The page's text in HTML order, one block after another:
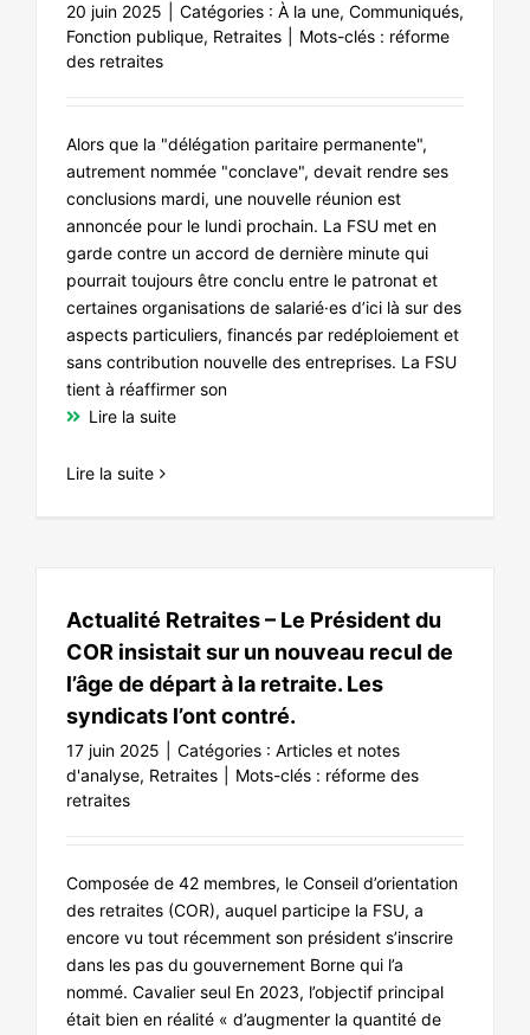
20 juin 2025 Catégories : À la une, Communiqués,
Fonction publique, Retraites Mots-clés : réforme
des retraites
Alors que la "délégation paritaire permanente",
autrement nommée "conclave", devait rendre ses
conclusions mardi, une nouvelle réunion est
annoncée pour le lundi prochain. La FSU met en
garde contre un accord de dernière minute qui
pourrait toujours être conclu entre le patronat et
certaines organisations de salarié·es d’ici là sur des
aspects particuliers, financés par redéploiement et
sans contribution nouvelle des entreprises. La FSU
tient à réaffirmer son
Lire la suite
Lire la suite
Actualité Retraites – Le Président du
COR insistait sur un nouveau recul de
l’âge de départ à la retraite. Les
syndicats l’ont contré.
17 juin 2025 Catégories : Articles et notes
d'analyse, Retraites Mots-clés : réforme des
retraites
Composée de 42 membres, le Conseil d’orientation
des retraites (COR), auquel participe la FSU, a
encore vu tout récemment son président s’inscrire
dans les pas du gouvernement Borne qui l’a
nommé. Cavalier seul En 2023, l’objectif principal
était bien en réalité « d’augmenter la quantité de